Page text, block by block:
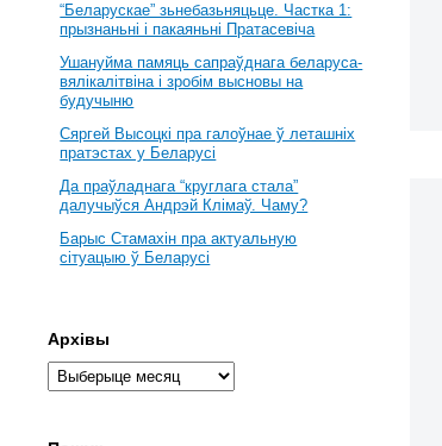
“Беларускае” зьнебазьняцьце. Частка 1:
прызнаньні і пакаяньні Пратасевіча
Ушануйма памяць сапраўднага беларуса-
вялікалітвіна і зробім высновы на
будучыню
Сяргей Высоцкі пра галоўнае ў леташніх
пратэстах у Беларусі
Да праўладнага “круглага стала”
далучыўся Андрэй Клімаў. Чаму?
Барыс Стамахін пра актуальную
сітуацыю ў Беларусі
Архівы